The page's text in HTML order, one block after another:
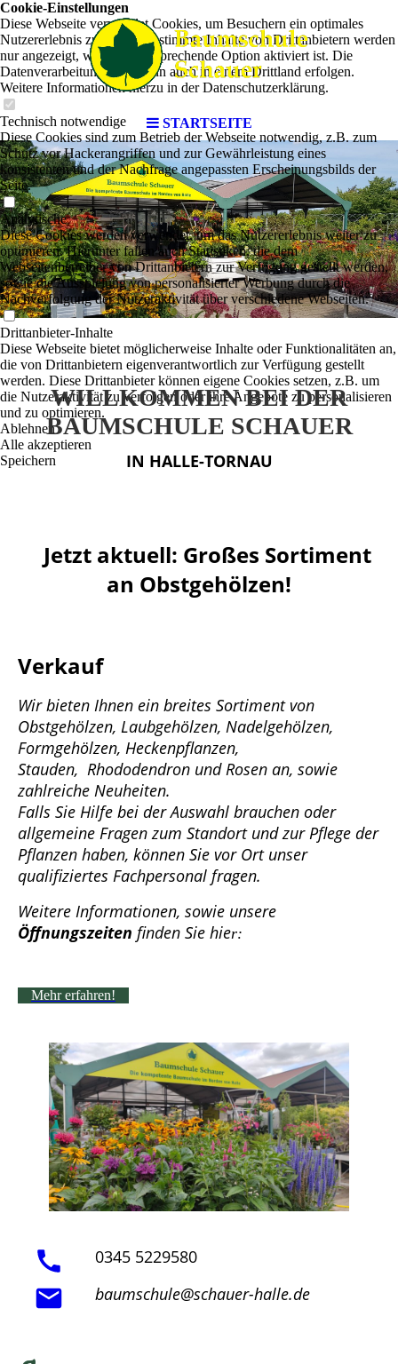
STARTSEITE
WILLKOMMEN BEI DER
BAUMSCHULE SCHAUER
IN HALLE-TORNAU
Jetzt aktuell: Großes Sortiment
an Obstgehölzen!
Verkauf
Wir bieten Ihnen ein breites Sortiment von
Obstgehölzen, Laubgehölzen, Nadelgehölzen,
Formgehölzen, Heckenpflanzen,
Stauden, Rhododendron und Rosen an, sowie
zahlreiche Neuheiten.
Falls Sie Hilfe bei der Auswahl brauchen oder
allgemeine Fragen zum Standort und zur Pflege der
Pflanzen haben, können Sie vor Ort unser
qualifiziertes Fachpersonal fragen.
Weitere Informationen, sowie unsere
Öffnungszeiten finden Sie hier:
Mehr erfahren!
0345 5229580
baumschule@schauer-halle.de
Cookie-Einstellungen
Diese Webseite verwendet Cookies, um Besuchern ein optimales
Nutzererlebnis zu bieten. Bestimmte Inhalte von Drittanbietern werden
nur angezeigt, wenn die entsprechende Option aktiviert ist. Die
Datenverarbeitung kann dann auch in einem Drittland erfolgen.
Weitere Informationen hierzu in der Datenschutzerklärung.
Technisch notwendige
Diese Cookies sind zum Betrieb der Webseite notwendig, z.B. zum
Schutz vor Hackerangriffen und zur Gewährleistung eines
konsistenten und der Nachfrage angepassten Erscheinungsbilds der
Seite.
Analytische
Diese Cookies werden verwendet, um das Nutzererlebnis weiter zu
optimieren. Hierunter fallen auch Statistiken, die dem
Webseitenbetreiber von Drittanbietern zur Verfügung gestellt werden,
sowie die Ausspielung von personalisierter Werbung durch die
Nachverfolgung der Nutzeraktivität über verschiedene Webseiten.
Drittanbieter-Inhalte
Diese Webseite bietet möglicherweise Inhalte oder Funktionalitäten an,
die von Drittanbietern eigenverantwortlich zur Verfügung gestellt
werden. Diese Drittanbieter können eigene Cookies setzen, z.B. um
die Nutzeraktivität zu verfolgen oder ihre Angebote zu personalisieren
und zu optimieren.
Ablehnen
Alle akzeptieren
Speichern